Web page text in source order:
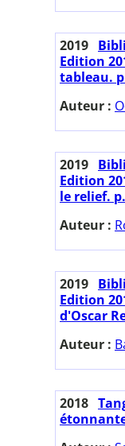
2019
Edition
tableau.
Auteur :
2019
Edition
le relief.
Auteur :
2019
Edition
d'Oscar
Auteur :
2018